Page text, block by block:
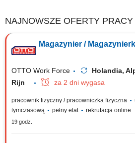
NAJNOWSZE OFERTY PRACY
Magazynier /
OTTO Work Force
Holandia,
Rijn
za 2 dni wygasa
pracownik fizyczny / pracowniczka fizyczna
tymczasową
pełny etat rekrutacja online
19 godz.